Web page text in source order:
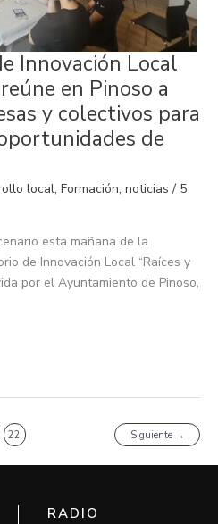
Innovación Local
en Pinoso a
y colectivos para
de
local, Formación, noticias / 5
esta mañana de la
de Innovación Local “Raíces y
por el Ayuntamiento de Pinoso,
22 Siguiente →
RADIO